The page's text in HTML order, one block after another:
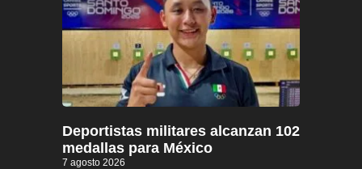
Deportistas militares alcanzan 102
medallas para México
7 agosto 2026